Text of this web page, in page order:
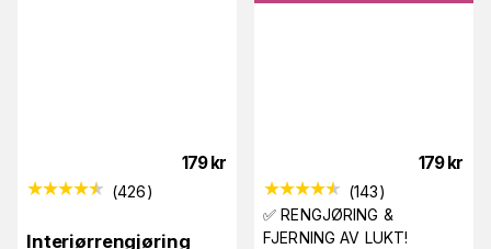
179 kr
(426)
Interiørrengjøring
179 kr
(143)
✅ RENGJØRING &
FJERNING AV LUKT!